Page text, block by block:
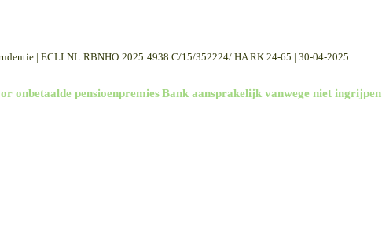
| ECLI:NL:RBNHO:2025:4938 C/15/352224/ HA RK 24-65 | 30-04-2025
onbetaalde pensioenpremies